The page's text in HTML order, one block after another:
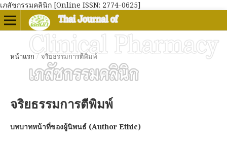
เภสัชกรรมคลินิก [Online ISSN: 2774-0625]
หน้าแรก / จริยธรรมการตีพิมพ์
จริยธรรมการตีพิมพ์
บทบาทหน้าที่ของผู้นิพนธ์ (Author Ethic)